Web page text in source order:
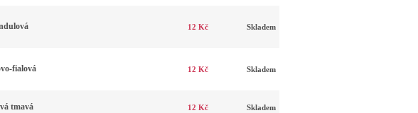
12 Kč Skladem
fialová 12 Kč Skladem
tmavá 12 Kč Skladem